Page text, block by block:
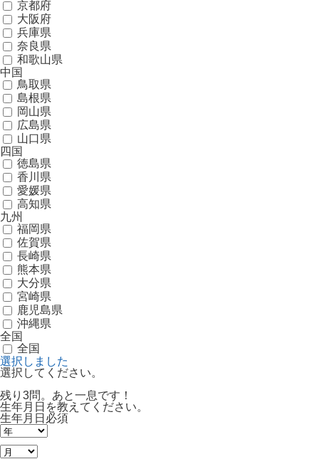
京都府
大阪府
兵庫県
奈良県
和歌山県
中国
鳥取県
島根県
岡山県
広島県
山口県
四国
徳島県
香川県
愛媛県
高知県
九州
福岡県
佐賀県
長崎県
熊本県
大分県
宮崎県
鹿児島県
沖縄県
全国
全国
選択しました
選択してください。
残り3問。あと一息です！
生年月日を教えてください。
生年月日 必須